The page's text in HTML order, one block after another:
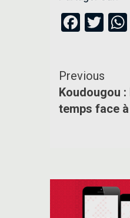
Previous
Koudougou
temps face